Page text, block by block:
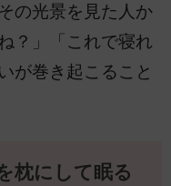
の光景を見た人か
？」「これで寝れ
が巻き起こること
枕にして眠る